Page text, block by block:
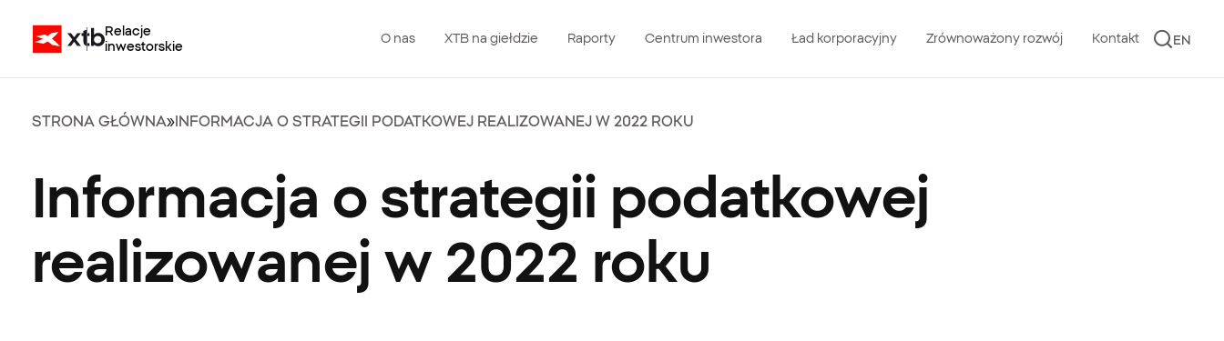
Relacje
inwestorskie
O nas XTB na giełdzie Raporty Centrum inwestora Ład korporacyjny Zrównoważony rozwój Kontakt EN
STRONA GŁÓWNA»INFORMACJA O STRATEGII PODATKOWEJ REALIZOWANEJ W 2022 ROKU
Informacja o strategii podatkowej
realizowanej w 2022 roku